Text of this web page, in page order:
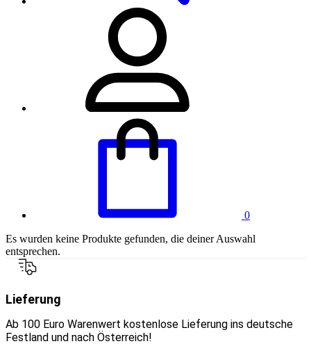
0
Es wurden keine Produkte gefunden, die deiner Auswahl
entsprechen.
Lieferung
Ab 100 Euro Warenwert kostenlose Lieferung ins deutsche
Festland und nach Österreich!